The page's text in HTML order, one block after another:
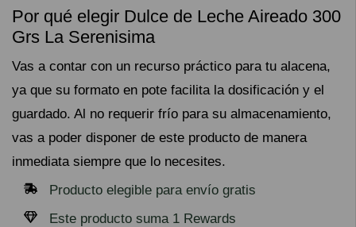
Por qué elegir Dulce de Leche Aireado 300
Grs La Serenisima
Vas a contar con un recurso práctico para tu alacena,
ya que su formato en pote facilita la dosificación y el
guardado. Al no requerir frío para su almacenamiento,
vas a poder disponer de este producto de manera
inmediata siempre que lo necesites.
Producto elegible para envío gratis
Este producto suma 1 Rewards